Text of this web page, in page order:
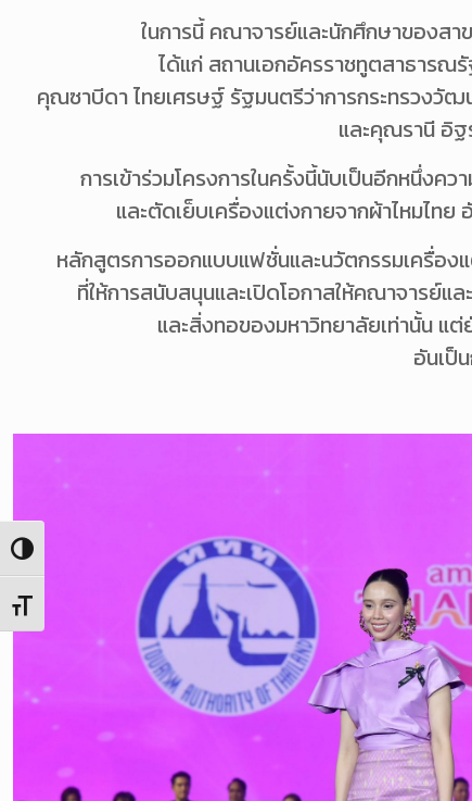
Toggle High Contrast
Toggle Font size
ในการนี้ คณาจารย์และนักศึกษาของส
ได้แก่ สถานเอกอัครราชทูตสาธารณ
คุณซาบีดา ไทยเศรษฐ์ รัฐมนตรีว่าการกระทรวงวั
และคุณรานี อิ
การเข้าร่วมโครงการในครั้งนี้นับเป็นอีกหนึ่ง
และตัดเย็บเครื่องแต่งกายจากผ้าไหมไ
หลักสูตรการออกแบบแฟชั่นและนวัตกรรมเครื่อ
ที่ให้การสนับสนุนและเปิดโอกาสให้คณาจารย์
และสิ่งทอของมหาวิทยาลัยเท่านั้น แ
อันเป็